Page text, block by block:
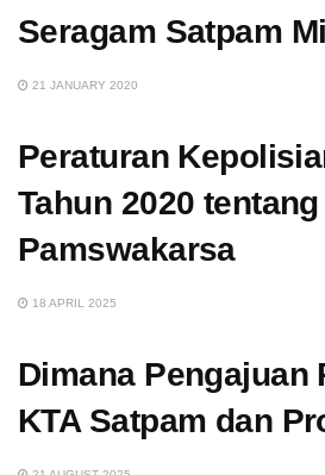
Seragam Satpam
21 JANUARY 2020
Peraturan
Tahun 2020 tentang
Pamswakarsa
18 APRIL 2025
Dimana Pengajuan
KTA Satpam dan